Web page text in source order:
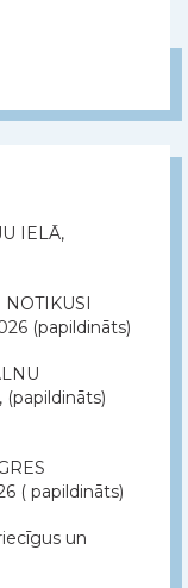
IELĀ,
(papildināts)
(papildināts)
( papildināts)
un